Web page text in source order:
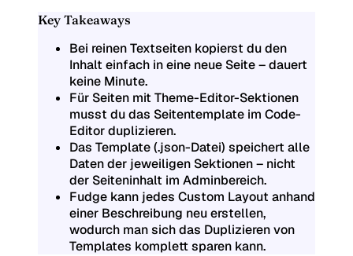
Key Takeaways
Bei reinen Textseiten kopierst du den
Inhalt einfach in eine neue Seite – dauert
keine Minute.
Für Seiten mit Theme-Editor-Sektionen
musst du das Seitentemplate im Code-
Editor duplizieren.
Das Template (.json-Datei) speichert alle
Daten der jeweiligen Sektionen – nicht
der Seiteninhalt im Adminbereich.
Fudge kann jedes Custom Layout anhand
einer Beschreibung neu erstellen,
wodurch man sich das Duplizieren von
Templates komplett sparen kann.